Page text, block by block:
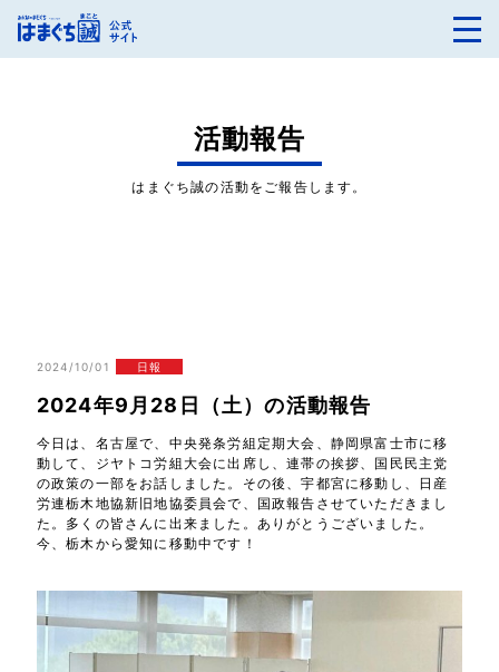
活動報告
はまぐち誠の活動をご報告します。
2024/10/01 日報
2024年9月28日（土）の活動報告
今日は、名古屋で、中央発条労組定期大会、静岡県富士市に移
動して、ジヤトコ労組大会に出席し、連帯の挨拶、国民民主党
の政策の一部をお話しました。その後、宇都宮に移動し、日産
労連栃木地協新旧地協委員会で、国政報告させていただきまし
た。多くの皆さんに出来ました。ありがとうございました。
今、栃木から愛知に移動中です！